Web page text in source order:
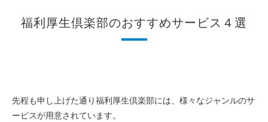
福利厚生倶楽部のおすすめサービス４選
先程も申し上げた通り福利厚生倶楽部には、様々なジャンルのサ
ービスが用意されています。